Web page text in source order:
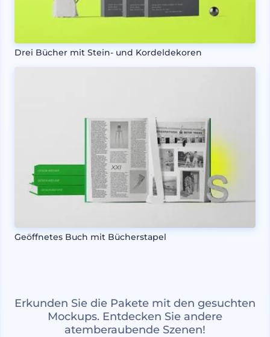
Drei Bücher mit Stein- und Kordeldekoren
Geöffnetes Buch mit Bücherstapel
Erkunden Sie die Pakete mit den gesuchten
Mockups. Entdecken Sie andere
atemberaubende Szenen!